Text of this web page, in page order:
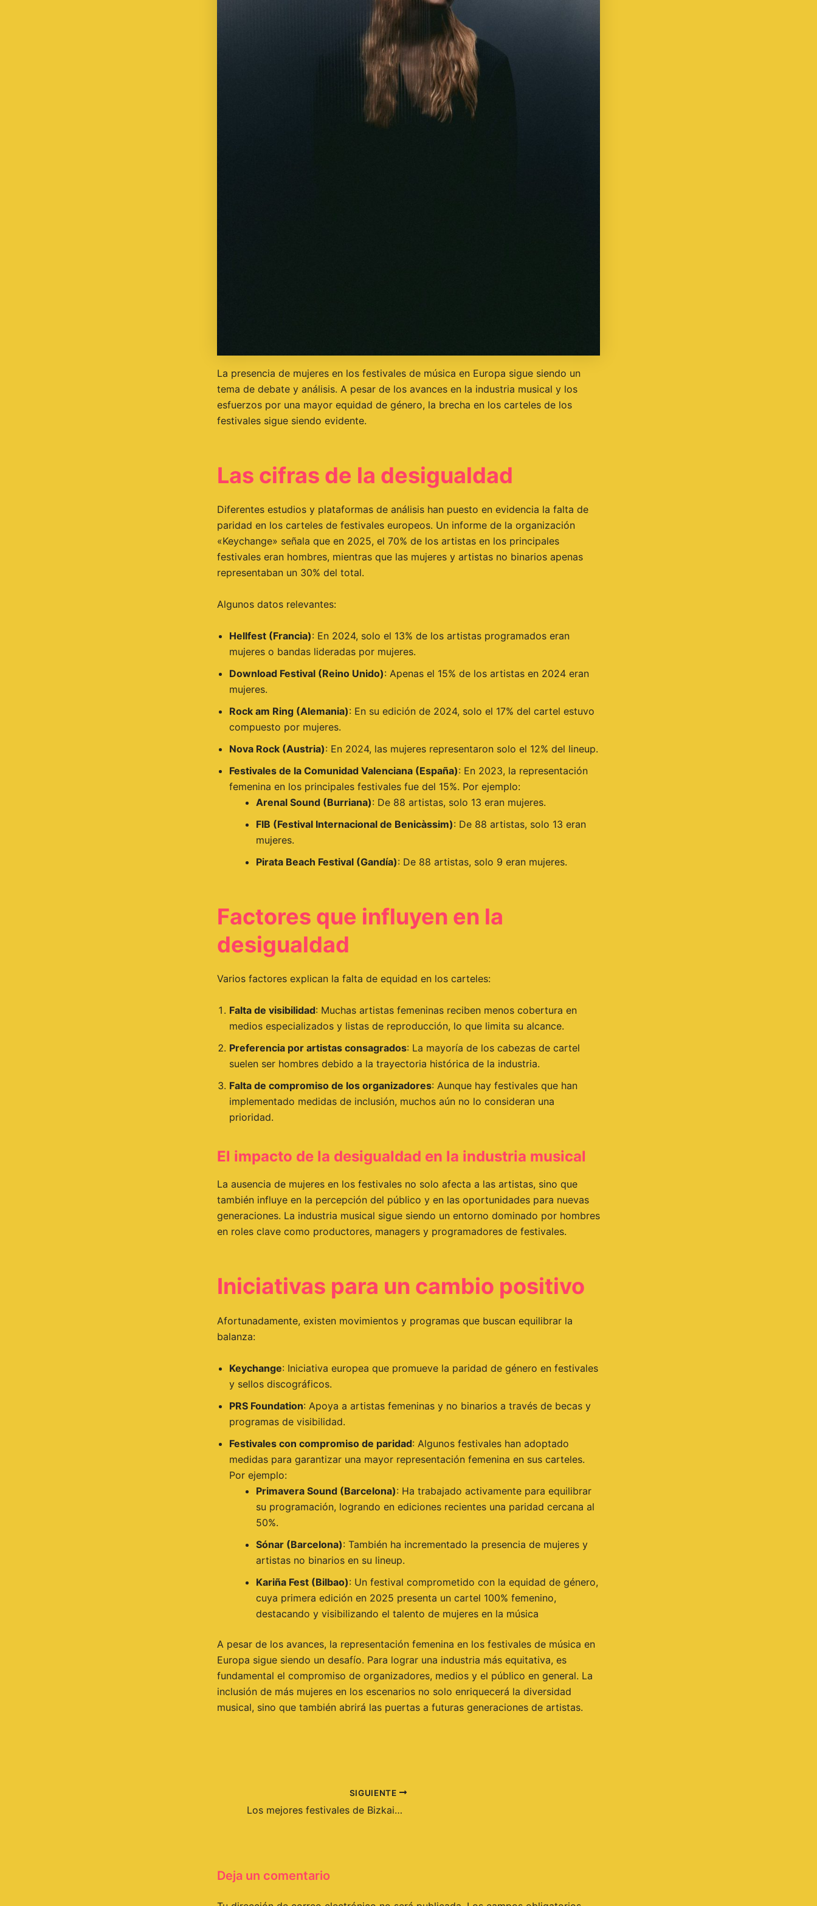
La presencia de mujeres en los festivales de música en Europa sigue siendo un
tema de debate y análisis. A pesar de los avances en la industria musical y los
esfuerzos por una mayor equidad de género, la brecha en los carteles de los
festivales sigue siendo evidente.
Las cifras de la desigualdad
Diferentes estudios y plataformas de análisis han puesto en evidencia la falta de
paridad en los carteles de festivales europeos. Un informe de la organización
«Keychange» señala que en 2025, el 70% de los artistas en los principales
festivales eran hombres, mientras que las mujeres y artistas no binarios apenas
representaban un 30% del total.
Algunos datos relevantes:
Hellfest (Francia): En 2024, solo el 13% de los artistas programados eran
mujeres o bandas lideradas por mujeres.
Download Festival (Reino Unido): Apenas el 15% de los artistas en 2024 eran
mujeres.
Rock am Ring (Alemania): En su edición de 2024, solo el 17% del cartel estuvo
compuesto por mujeres.
Nova Rock (Austria): En 2024, las mujeres representaron solo el 12% del lineup.
Festivales de la Comunidad Valenciana (España): En 2023, la representación
femenina en los principales festivales fue del 15%. Por ejemplo:
Arenal Sound (Burriana): De 88 artistas, solo 13 eran mujeres.
FIB (Festival Internacional de Benicàssim): De 88 artistas, solo 13 eran
mujeres.
Pirata Beach Festival (Gandía): De 88 artistas, solo 9 eran mujeres.
Factores que influyen en la
desigualdad
Varios factores explican la falta de equidad en los carteles:
Falta de visibilidad: Muchas artistas femeninas reciben menos cobertura en
medios especializados y listas de reproducción, lo que limita su alcance.
Preferencia por artistas consagrados: La mayoría de los cabezas de cartel
suelen ser hombres debido a la trayectoria histórica de la industria.
Falta de compromiso de los organizadores: Aunque hay festivales que han
implementado medidas de inclusión, muchos aún no lo consideran una
prioridad.
El impacto de la desigualdad en la industria musical
La ausencia de mujeres en los festivales no solo afecta a las artistas, sino que
también influye en la percepción del público y en las oportunidades para nuevas
generaciones. La industria musical sigue siendo un entorno dominado por hombres
en roles clave como productores, managers y programadores de festivales.
Iniciativas para un cambio positivo
Afortunadamente, existen movimientos y programas que buscan equilibrar la
balanza:
Keychange: Iniciativa europea que promueve la paridad de género en festivales
y sellos discográficos.
PRS Foundation: Apoya a artistas femeninas y no binarios a través de becas y
programas de visibilidad.
Festivales con compromiso de paridad: Algunos festivales han adoptado
medidas para garantizar una mayor representación femenina en sus carteles.
Por ejemplo:
Primavera Sound (Barcelona): Ha trabajado activamente para equilibrar
su programación, logrando en ediciones recientes una paridad cercana al
50%.
Sónar (Barcelona): También ha incrementado la presencia de mujeres y
artistas no binarios en su lineup.
Kariña Fest (Bilbao): Un festival comprometido con la equidad de género,
cuya primera edición en 2025 presenta un cartel 100% femenino,
destacando y visibilizando el talento de mujeres en la música
A pesar de los avances, la representación femenina en los festivales de música en
Europa sigue siendo un desafío. Para lograr una industria más equitativa, es
fundamental el compromiso de organizadores, medios y el público en general. La
inclusión de más mujeres en los escenarios no solo enriquecerá la diversidad
musical, sino que también abrirá las puertas a futuras generaciones de artistas.
SIGUIENTE
Los mejores festivales de Bizkaia y alguno más
Deja un comentario